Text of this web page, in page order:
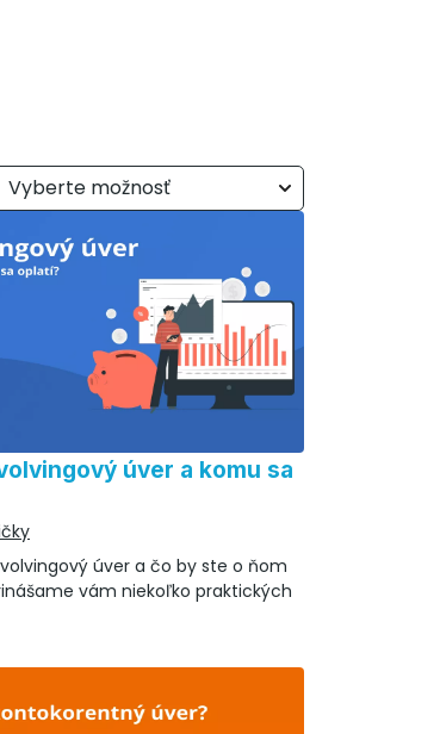
Vyberte možnosť
úver a komu sa
úver a čo by ste o ňom
vám niekoľko praktických